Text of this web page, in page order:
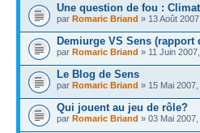
Une question de fou :
par Romaric Briand » 13 Août
Demiurge VS Sens (rapport
par Romaric Briand » 11 Juin
Le Blog de Sens
par Romaric Briand » 15 Mai
Qui jouent au jeu de rôle?
par Romaric Briand » 03 Mai